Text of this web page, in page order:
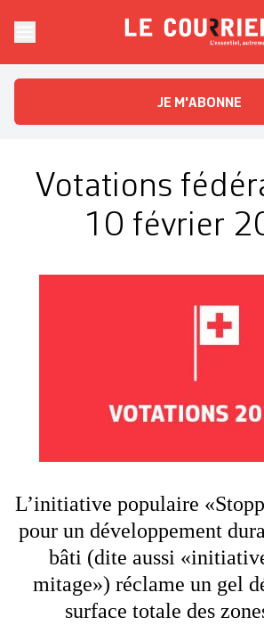
Le Courrier
JE M'ABONNE
Votations
10 février
L’initiative populaire
pour un développement
bâti (dite aussi
mitage») réclame un gel
surface totale des